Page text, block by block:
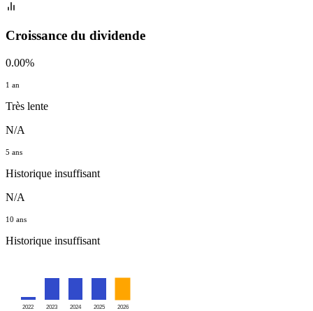
Croissance du dividende
0.00%
1 an
Très lente
N/A
5 ans
Historique insuffisant
N/A
10 ans
Historique insuffisant
2022 2023 2024 2025 2026